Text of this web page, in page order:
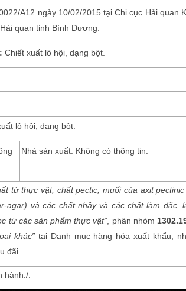
A12 ngày 10/02/2015 tại Chi cục Hải quan
quan tỉnh Bình Dương.
Chiết xuất lô hội, dạng bột.
lô hội, dạng bột.
Nhà sản xuất: Không có thông tin.
từ thực vật; chất pectic, muối của axit
agar) và các chất nhầy và các chất làm đặc,
từ các sản phẩm thực vật” , phân nhóm
khác”tại Danh mục hàng hóa xuất khẩu,
đãi.
hành./.